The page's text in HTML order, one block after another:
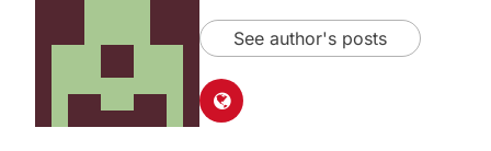
See author's posts